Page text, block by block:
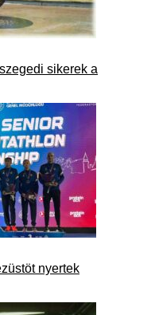
sikerek a
nyertek